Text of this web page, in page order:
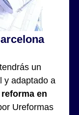
un
y adaptado a
reforma en
Ureformas